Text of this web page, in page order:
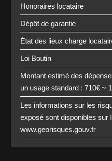
Honoraires locataire
Dépôt de garantie
État des lieux charge
Loi Boutin
Montant estimé des
un usage standard : 710€ ~
Les informations sur les
exposé sont disponibles sur
www.georisques.gouv.fr